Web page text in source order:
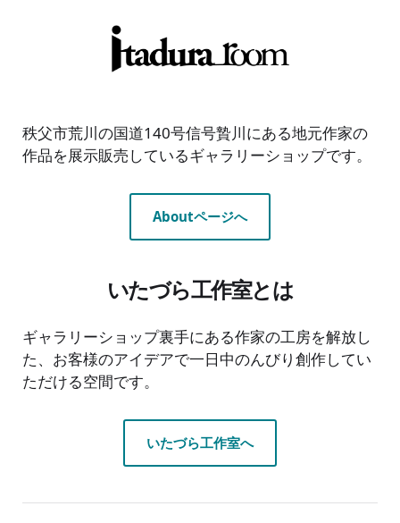
秩父市荒川の国道140号信号贄川にある地元作家の
作品を展示販売しているギャラリーショップです。
Aboutページへ
いたづら工作室とは
ギャラリーショップ裏手にある作家の工房を解放し
た、お客様のアイデアで一日中のんびり創作してい
ただける空間です。
いたづら工作室へ